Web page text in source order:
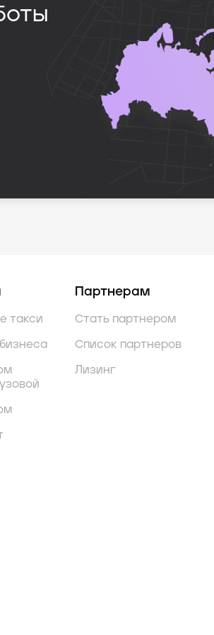
такси
Партнерам
Стать партнером
Список партнеров
Лизинг